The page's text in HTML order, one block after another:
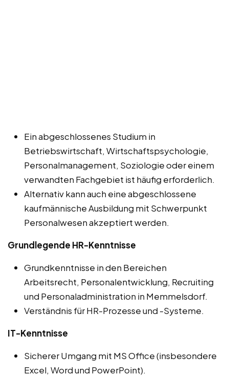
Ein abgeschlossenes Studium in
Betriebswirtschaft, Wirtschaftspsychologie,
Personalmanagement, Soziologie oder einem
verwandten Fachgebiet ist häufig erforderlich.
Alternativ kann auch eine abgeschlossene
kaufmännische Ausbildung mit Schwerpunkt
Personalwesen akzeptiert werden.
Grundlegende HR-Kenntnisse
Grundkenntnisse in den Bereichen
Arbeitsrecht, Personalentwicklung, Recruiting
und Personaladministration in Memmelsdorf.
Verständnis für HR-Prozesse und -Systeme.
IT-Kenntnisse
Sicherer Umgang mit MS Office (insbesondere
Excel, Word und PowerPoint).